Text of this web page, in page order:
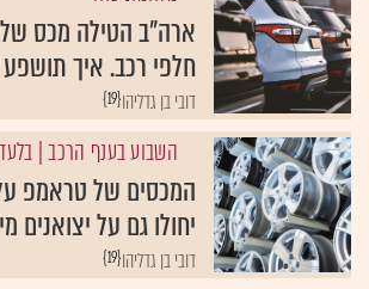
חלפי רכב. איך
{19}דובי בן גדליהו
השבוע בענף הרכב|
המכסים של טראמפ על
יחולו גם על יצואנים
{19}דובי בן גדליהו